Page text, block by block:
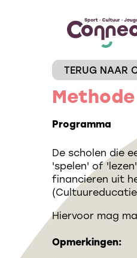
TERUG NAAR
Programma
De scholen die
'spelen' of
financieren uit
Hiervoor mag
Opmerkingen: